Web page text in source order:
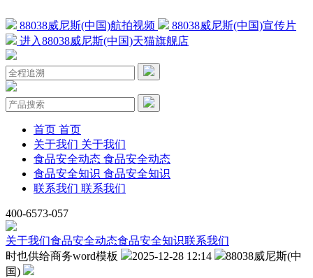
88038威尼斯(中国)航拍视频
88038威尼斯(中国)宣传片
进入88038威尼斯(中国)天猫旗舰店
首页 首页
关于我们 关于我们
食品安全动态 食品安全动态
食品安全知识 食品安全知识
联系我们 联系我们
400-6573-057
关于我们食品安全动态食品安全知识联系我们
时也供给商务word模板
2025-12-28 12:14
88038威尼斯(中
国)